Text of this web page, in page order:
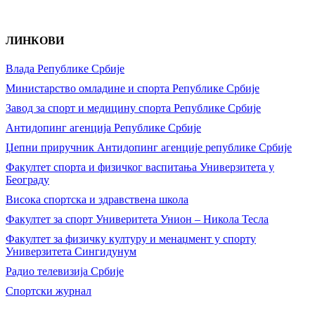
ЛИНКОВИ
Влада Републике Србије
Министарство омладине и спорта Републике Србије
Завод за спорт и медицину спорта Републике Србије
Антидопинг агенција Републике Србије
Џепни приручник Антидопинг агенције републике Србије
Факултет спорта и физичког васпитања Универзитета у
Београду
Висока спортска и здравствена школа
Факултет за спорт Универитета Унион – Никола Тесла
Факултет за физичку културу и менаџмент у спорту
Универзитета Сингидунум
Радио телевизија Србије
Спортски журнал